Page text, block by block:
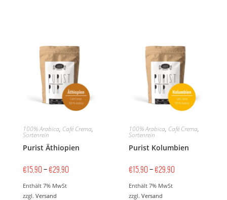
100% Arabica, Café Crema,
Sortenrein
Purist Äthiopien
€15,90–€29,90
Enthält 7% MwSt
zzgl. Versand
100% Arabica, Café Crema,
Sortenrein
Purist Kolumbien
€15,90–€29,90
Enthält 7% MwSt
zzgl. Versand